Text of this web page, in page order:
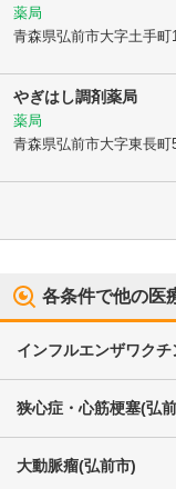
薬局
青森県弘前市大字土手町
やぎはし調剤薬局
薬局
青森県弘前市大字東長町
各条件で他の医
インフルエンザワクチ
狭心症・心筋梗塞(弘
大動脈瘤(弘前市)